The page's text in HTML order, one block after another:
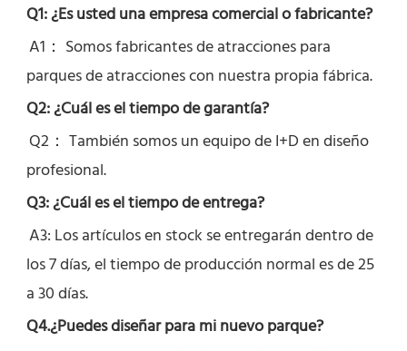
Q1: ¿Es usted una empresa comercial o fabricante?
A1： Somos fabricantes de atracciones para
parques de atracciones con nuestra propia fábrica.
Q2: ¿Cuál es el tiempo de garantía?
Q2： También somos un equipo de I+D en diseño
profesional.
Q3: ¿Cuál es el tiempo de entrega?
A3: Los artículos en stock se entregarán dentro de
los 7 días, el tiempo de producción normal es de 25
a 30 días.
Q4.¿Puedes diseñar para mi nuevo parque?